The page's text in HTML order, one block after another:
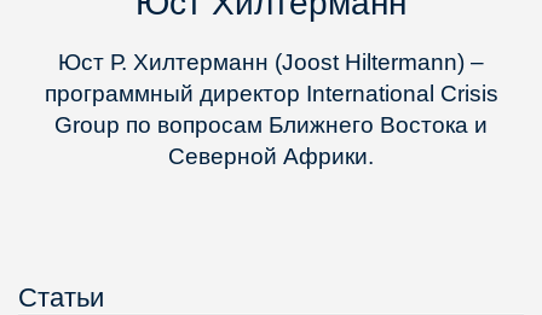
Юст Р. Хилтерманн (Joost Hiltermann) –
программный директор International Crisis
Group по вопросам Ближнего Востока и
Северной Африки.
Статьи